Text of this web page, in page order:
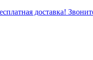
доставка!